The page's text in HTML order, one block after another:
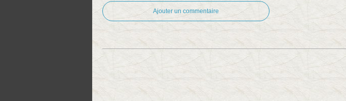
Ajouter un commentaire